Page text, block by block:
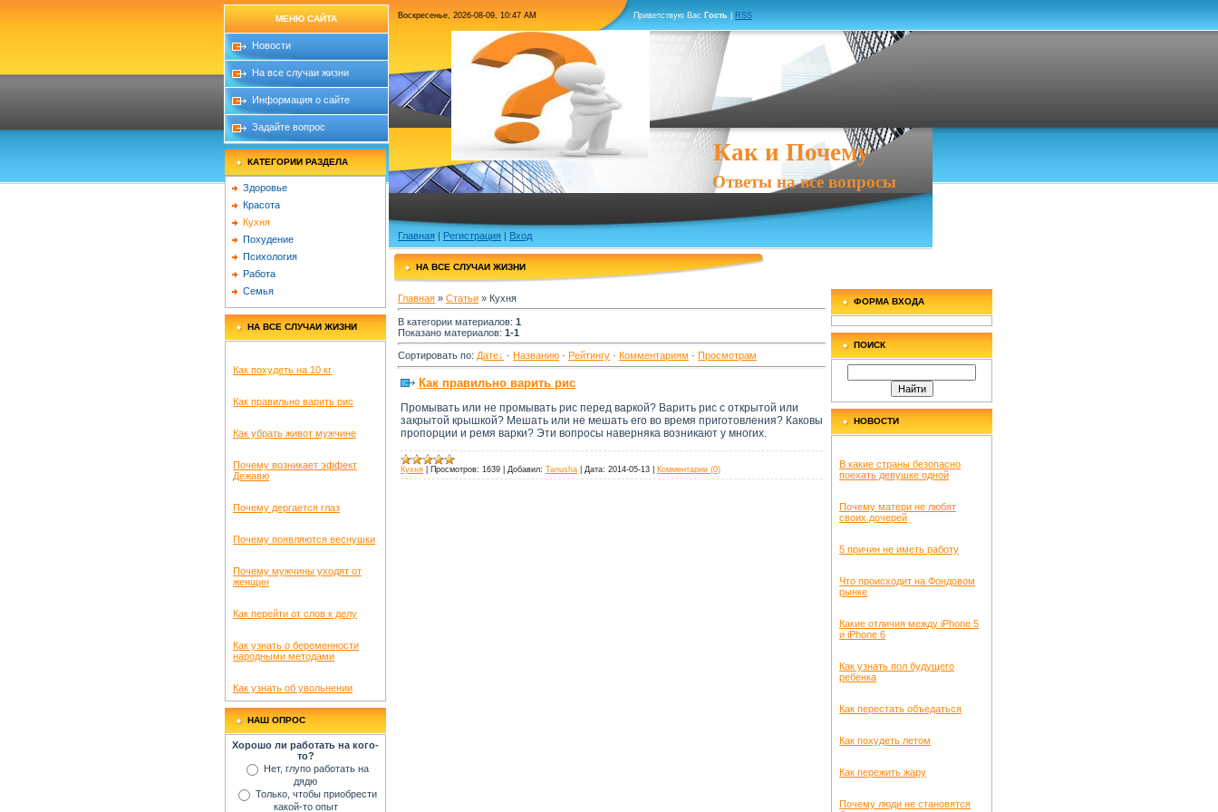
МЕНЮ САЙТА
Новости
На все случаи жизни
Информация о сайте
Задайте вопрос
КАТЕГОРИИ РАЗДЕЛА
Здоровье
Красота
Кухня
Похудение
Психология
Работа
Семья
НА ВСЕ СЛУЧАИ ЖИЗНИ
Как похудеть на 10 кг
Как правильно варить рис
Как убрать живот мужчине
Почему возникает эффект
Дежавю
Почему дергается глаз
Почему появляются веснушки
Почему мужчины уходят от
женщин
Как перейти от слов к делу
Как узнать о беременности
народными методами
Как узнать об увольнении
НАШ ОПРОС
Хорошо ли работать на кого-
то?
Нет, глупо работать на
дядю
Только, чтобы приобрести
какой-то опыт
Воскресенье, 2026-08-09, 10:47 AM Приветствую Вас Гость RSS
Как и Почему
Ответы на все вопросы
Главная | Регистрация | Вход
НА ВСЕ СЛУЧАИ ЖИЗНИ
Главная » Статьи » Кухня
В категории материалов: 1
Показано материалов: 1-1
Сортировать по: Дате · Названию · Рейтингу · Комментариям · Просмотрам
Как правильно варить рис
Промывать или не промывать рис перед варкой? Варить рис с открытой или
закрытой крышкой? Мешать или не мешать его во время приготовления? Каковы
пропорции и ремя варки? Эти вопросы наверняка возникают у многих.
Кухня Просмотров: 1639 Добавил: Tanusha Дата: 2014-05-13 Комментарии (0)
ФОРМА ВХОДА
ПОИСК
НОВОСТИ
В какие страны безопасно
поехать девушке одной
Почему матери не любят
своих дочерей
5 причин не иметь работу
Что происходит на Фондовом
рынке
Какие отличия между iPhone 5
и iPhone 6
Как узнать пол будущего
ребенка
Как перестать объедаться
Как похудеть летом
Как пережить жару
Почему люди не становятся